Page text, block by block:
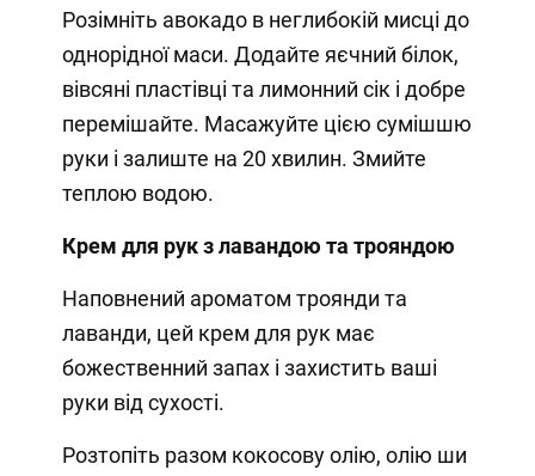
Розімніть авокадо в неглибокій мисці до
однорідної маси. Додайте яєчний білок,
вівсяні пластівці та лимонний сік і добре
перемішайте. Масажуйте цією сумішшю
руки і залиште на 20 хвилин. Змийте
теплою водою.
Крем для рук з лавандою та трояндою
Наповнений ароматом троянди та
лаванди, цей крем для рук має
божественний запах і захистить ваші
руки від сухості.
Розтопіть разом кокосову олію, олію ши